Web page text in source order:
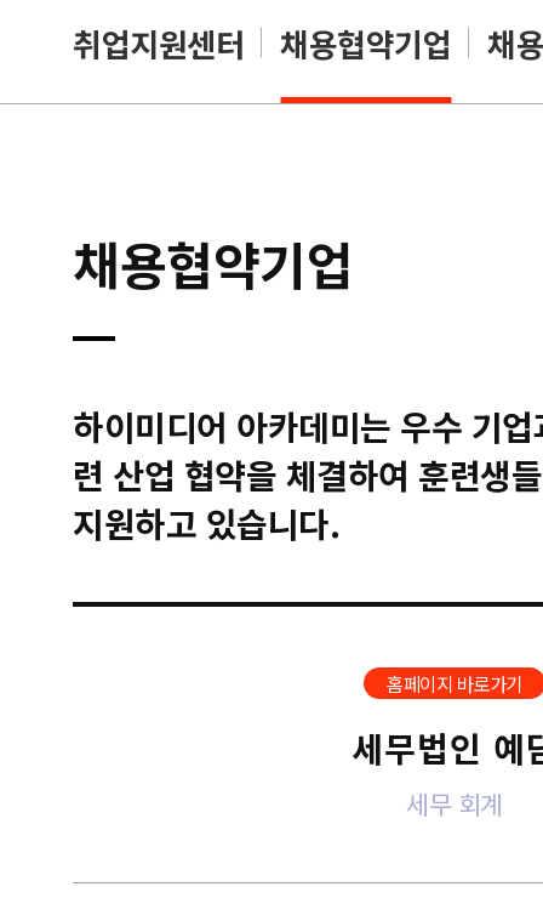
취업지원센터 채용협약기업 채
채용협약기업
하이미디어 아카데미는 우수 기
련 산업 협약을 체결하여 훈련생
지원하고 있습니다.
홈페이지 바로가기
세무법인 예
세무 회계